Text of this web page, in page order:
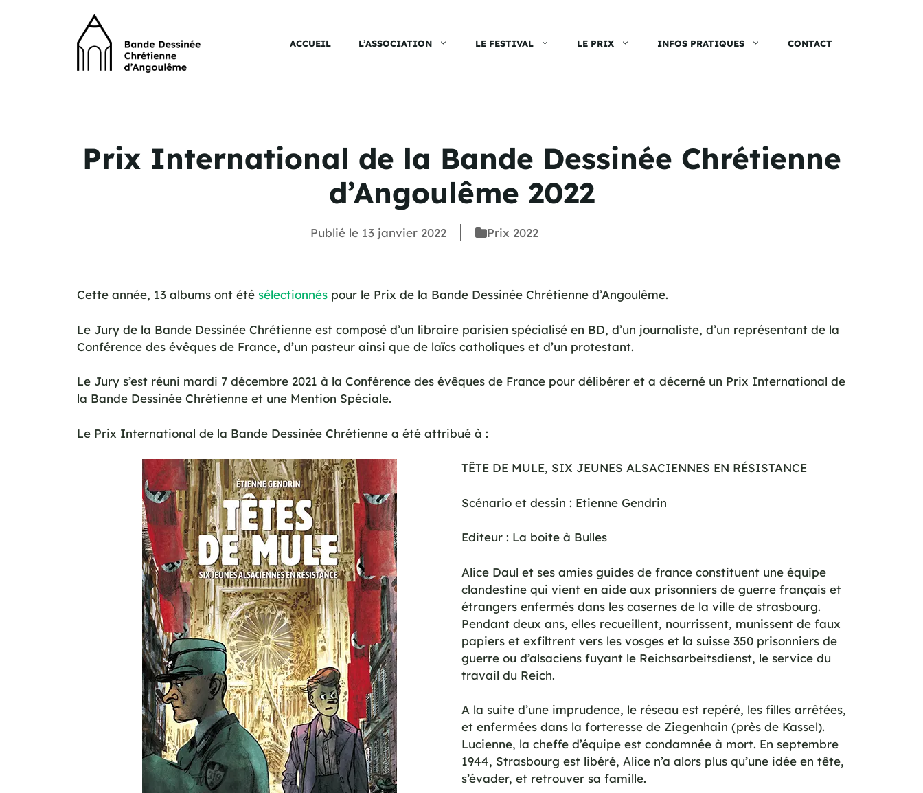
ACCUEIL L’ASSOCIATION LE FESTIVAL LE PRIX INFOS PRATIQUES CONTACT
Prix International de la Bande Dessinée Chrétienne
d’Angoulême 2022
Publié le 13 janvier 2022 Prix 2022
Cette année, 13 albums ont été sélectionnés pour le Prix de la Bande Dessinée Chrétienne d’Angoulême.
Le Jury de la Bande Dessinée Chrétienne est composé d’un libraire parisien spécialisé en BD, d’un journaliste, d’un représentant de la
Conférence des évêques de France, d’un pasteur ainsi que de laïcs catholiques et d’un protestant.
Le Jury s’est réuni mardi 7 décembre 2021 à la Conférence des évêques de France pour délibérer et a décerné un Prix International de
la Bande Dessinée Chrétienne et une Mention Spéciale.
Le Prix International de la Bande Dessinée Chrétienne a été attribué à :
TÊTE DE MULE, SIX JEUNES ALSACIENNES EN RÉSISTANCE
Scénario et dessin : Etienne Gendrin
Editeur : La boite à Bulles
Alice Daul et ses amies guides de france constituent une équipe
clandestine qui vient en aide aux prisonniers de guerre français et
étrangers enfermés dans les casernes de la ville de strasbourg.
Pendant deux ans, elles recueillent, nourrissent, munissent de faux
papiers et exfiltrent vers les vosges et la suisse 350 prisonniers de
guerre ou d’alsaciens fuyant le Reichsarbeitsdienst, le service du
travail du Reich.
A la suite d’une imprudence, le réseau est repéré, les filles arrêtées,
et enfermées dans la forteresse de Ziegenhain (près de Kassel).
Lucienne, la cheffe d’équipe est condamnée à mort. En septembre
1944, Strasbourg est libéré, Alice n’a alors plus qu’une idée en tête,
s’évader, et retrouver sa famille.